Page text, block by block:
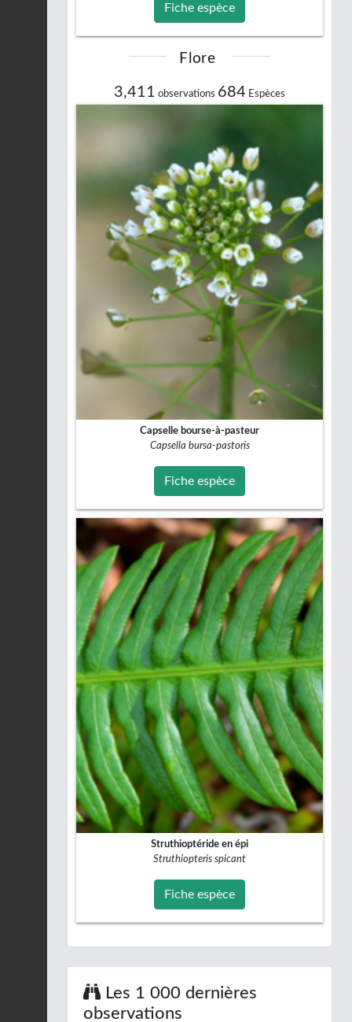
Fiche espèce
Flore
3,411 observations 684 Espèces
Capselle bourse-à-pasteur
Capsella bursa-pastoris
Fiche espèce
Struthioptéride en épi
Struthiopteris spicant
Fiche espèce
Les 1 000 dernières
observations